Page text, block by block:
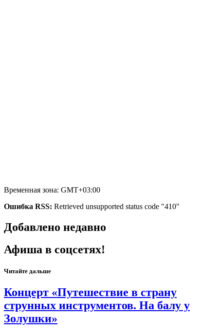
Временная зона: GMT+03:00
Ошибка RSS: Retrieved unsupported status code "410"
Добавлено недавно
Афиша в соцсетях!
Читайте дальше
Концерт «Путешествие в страну
струнных инструментов. На балу у
Золушки»